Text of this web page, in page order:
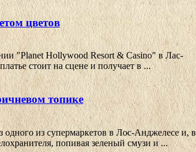
цветов
"Planet Hollywood Resort & Casino" в Лас-
стоит на сцене и получает в ...
топике
из супермаркетов в Лос-Анджелесе и, в
попивая зеленый смузи и ...